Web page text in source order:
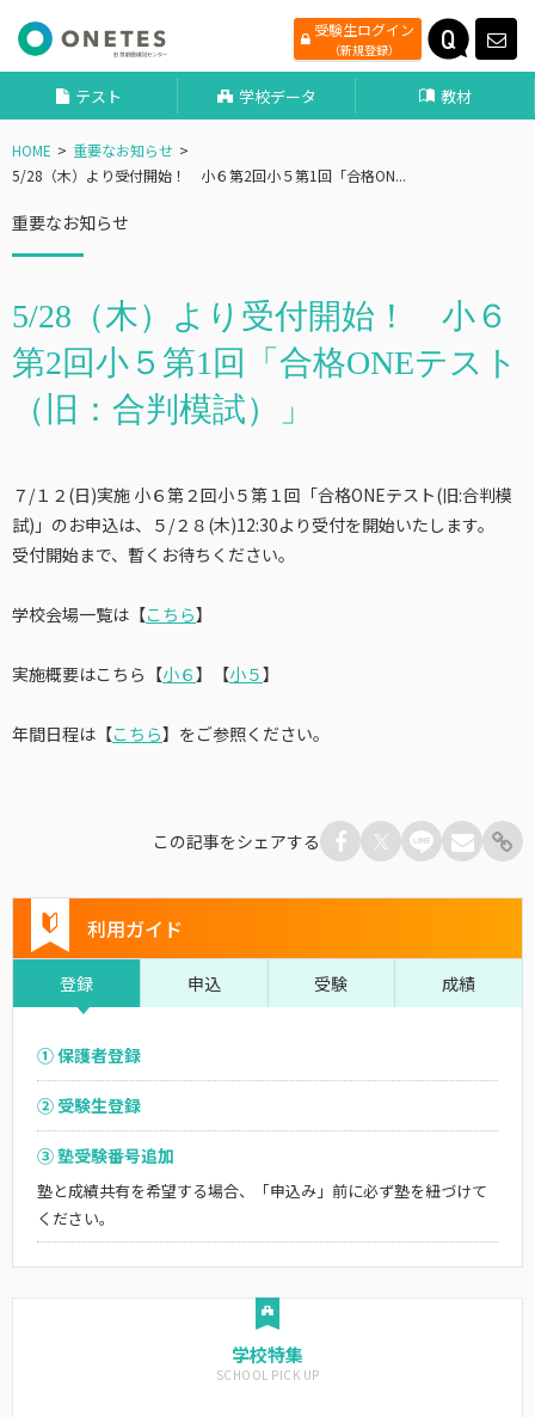
受験生ログイン
（新規登録）
テスト 学校データ 教材
HOME
重要なお知らせ
5/28（木）より受付開始！ 小６第2回小５第1回「合格ON...
重要なお知らせ
5/28（木）より受付開始！ 小６
第2回小５第1回「合格ONEテスト
（旧：合判模試）」
７/１２(日)実施 小６第２回小５第１回 「合格ONEテスト(旧:合判模
試)」のお申込は、５/２８(木)12:30より受付を開始いたします。
受付開始まで、暫くお待ちください。
学校会場一覧は【こちら】
実施概要はこちら【小６】【小５】
年間日程は【こちら】をご参照ください。
この記事をシェアする
利用ガイド
登録 申込 受験 成績
① 保護者登録
② 受験生登録
③ 塾受験番号追加
塾と成績共有を希望する場合、「申込み」前に必ず塾を紐づけて
ください。
学校特集